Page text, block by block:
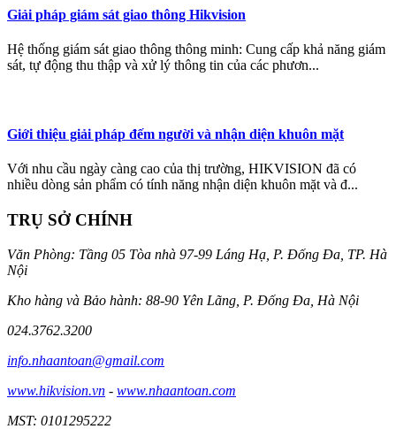
Giải pháp giám sát giao thông Hikvision
Hệ thống giám sát giao thông thông minh: Cung cấp khả năng giám
sát, tự động thu thập và xử lý thông tin của các phươn...
Giới thiệu giải pháp đếm người và nhận diện khuôn mặt
Với nhu cầu ngày càng cao của thị trường, HIKVISION đã có
nhiều dòng sản phẩm có tính năng nhận diện khuôn mặt và đ...
TRỤ SỞ CHÍNH
Văn Phòng: Tầng 05 Tòa nhà 97-99 Láng Hạ, P. Đống Đa, TP. Hà
Nội
Kho hàng và Bảo hành: 88-90 Yên Lãng, P. Đống Đa, Hà Nội
024.3762.3200
info.nhaantoan@gmail.com
www.hikvision.vn - www.nhaantoan.com
MST: 0101295222